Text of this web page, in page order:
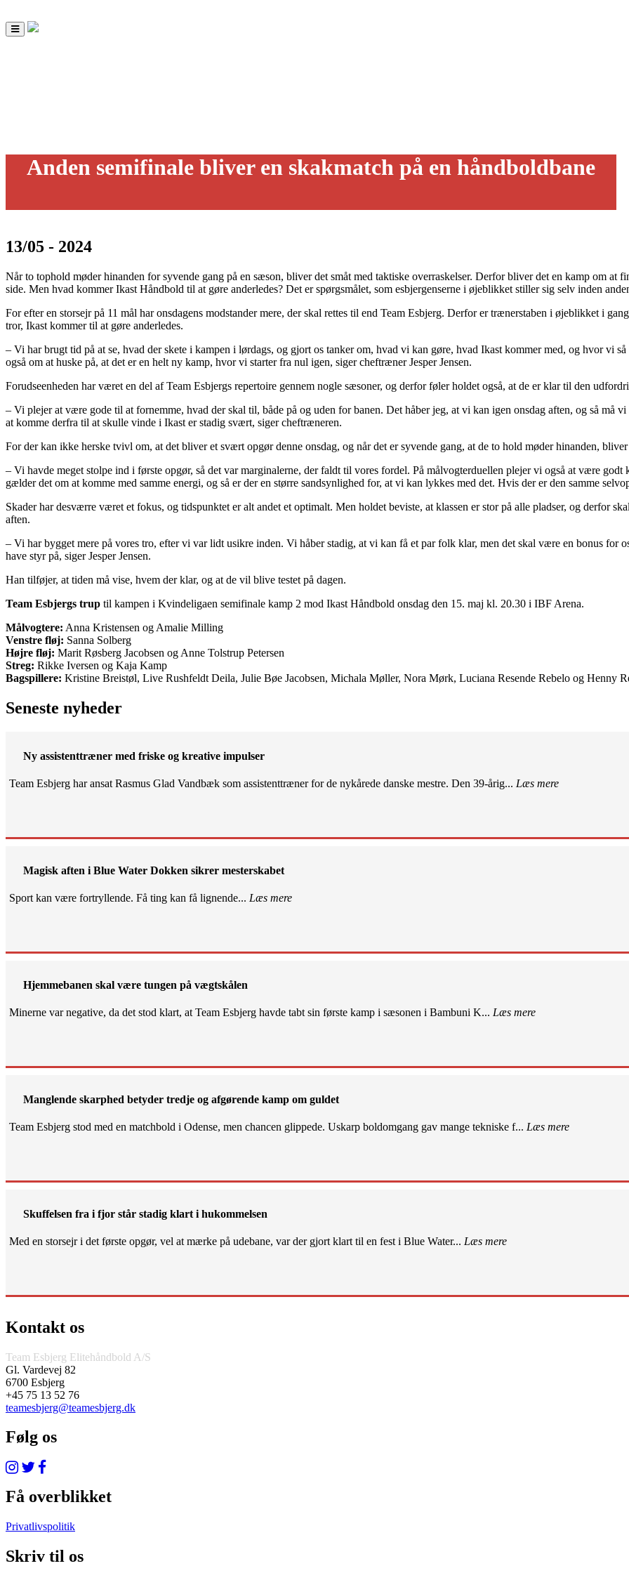
Toggle
navigation
Anden semifinale bliver en skakmatch på en håndboldbane
13/05 - 2024
Når to tophold møder hinanden for syvende gang på en sæson, bliver det småt med taktiske overraskelser. Derfor bliver det en kamp om at
side. Men hvad kommer Ikast Håndbold til at gøre anderledes? Det er spørgsmålet, som esbjergenserne i øjeblikket stiller sig selv inden
For efter en storsejr på 11 mål har onsdagens modstander mere, der skal rettes til end Team Esbjerg. Derfor er trænerstaben i øjeblikket i
tror, Ikast kommer til at gøre anderledes.
– Vi har brugt tid på at se, hvad der skete i kampen i lørdags, og gjort os tanker om, hvad vi kan gøre, hvad Ikast kommer med, og hvor vi
også om at huske på, at det er en helt ny kamp, hvor vi starter fra nul igen, siger cheftræner Jesper Jensen.
Forudseenheden har været en del af Team Esbjergs repertoire gennem nogle sæsoner, og derfor føler holdet også, at de er klar til den
– Vi plejer at være gode til at fornemme, hvad der skal til, både på og uden for banen. Det håber jeg, at vi kan igen onsdag aften, og så må
at komme derfra til at skulle vinde i Ikast er stadig svært, siger cheftræneren.
For der kan ikke herske tvivl om, at det bliver et svært opgør denne onsdag, og når det er syvende gang, at de to hold møder hinanden,
– Vi havde meget stolpe ind i første opgør, så det var marginalerne, der faldt til vores fordel. På målvogterduellen plejer vi også at være godt
gælder det om at komme med samme energi, og så er der en større sandsynlighed for, at vi kan lykkes med det. Hvis der er den samme
Skader har desværre været et fokus, og tidspunktet er alt andet et optimalt. Men holdet beviste, at klassen er stor på alle pladser, og derfor
aften.
– Vi har bygget mere på vores tro, efter vi var lidt usikre inden. Vi håber stadig, at vi kan få et par folk klar, men det skal være en bonus for
have styr på, siger Jesper Jensen.
Han tilføjer, at tiden må vise, hvem der klar, og at de vil blive testet på dagen.
Team Esbjergs trup til kampen i Kvindeligaen semifinale kamp 2 mod Ikast Håndbold onsdag den 15. maj kl. 20.30 i IBF Arena.
Målvogtere: Anna Kristensen og Amalie Milling
Venstre fløj: Sanna Solberg
Højre fløj: Marit Røsberg Jacobsen og Anne Tolstrup Petersen
Streg: Rikke Iversen og Kaja Kamp
Bagspillere: Kristine Breistøl, Live Rushfeldt Deila, Julie Bøe Jacobsen, Michala Møller, Nora Mørk, Luciana Resende Rebelo og Henny
Seneste nyheder
Ny assistenttræner med friske og kreative impulser
Team Esbjerg har ansat Rasmus Glad Vandbæk som assistenttræner for de nykårede danske mestre. Den 39-årig... Læs mere
Magisk aften i Blue Water Dokken sikrer mesterskabet
Sport kan være fortryllende. Få ting kan få lignende... Læs mere
Hjemmebanen skal være tungen på vægtskålen
Minerne var negative, da det stod klart, at Team Esbjerg havde tabt sin første kamp i sæsonen i Bambuni K... Læs mere
Manglende skarphed betyder tredje og afgørende kamp om guldet
Team Esbjerg stod med en matchbold i Odense, men chancen glippede. Uskarp boldomgang gav mange tekniske f... Læs mere
Skuffelsen fra i fjor står stadig klart i hukommelsen
Med en storsejr i det første opgør, vel at mærke på udebane, var der gjort klart til en fest i Blue Water... Læs mere
Kontakt os
Team Esbjerg Elitehåndbold A/S
Gl. Vardevej 82
6700 Esbjerg
+45 75 13 52 76
teamesbjerg@teamesbjerg.dk
Følg os
Få overblikket
Privatlivspolitik
Skriv til os